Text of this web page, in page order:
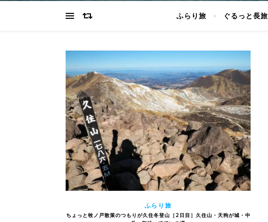
ふらり旅 ぐるっと長旅
ふらり旅
ちょっと牧ノ戸散策のつもりが久住冬登山［2日目］久住山・天狗が城・中